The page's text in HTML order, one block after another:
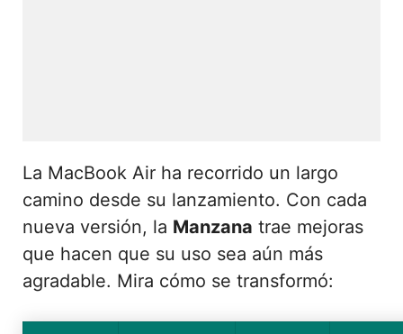
La MacBook Air ha recorrido un largo
camino desde su lanzamiento. Con cada
nueva versión, la Manzana trae mejoras
que hacen que su uso sea aún más
agradable. Mira cómo se transformó: